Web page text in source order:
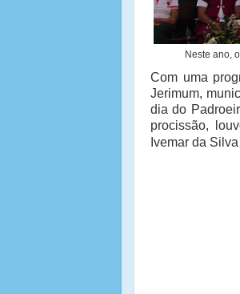
Neste ano,
Com uma
Jerimum,
dia do
procissão,
Ivemar da Silva